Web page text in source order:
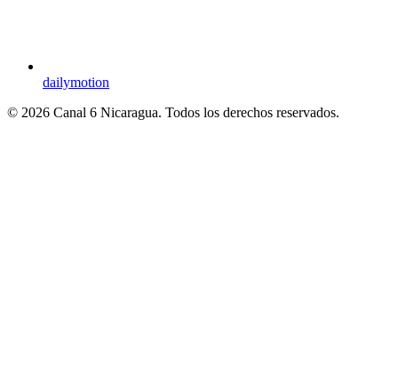
dailymotion
© 2026 Canal 6 Nicaragua. Todos los derechos reservados.